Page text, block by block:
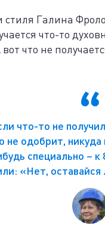
Галина
что-то
что не
что-то не
не одобрит,
специально –
«Нет,